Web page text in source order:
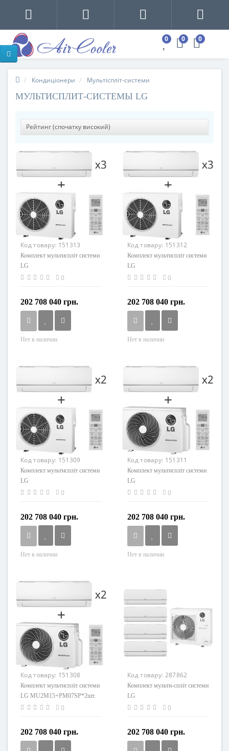
0 0 0
Кондиціонери Мультіспліт-системи
МУЛЬТИСПЛИТ-СИСТЕМЫ LG
Код товару: 151313
Комплект мультиспліт системи
LG
MU3M21+PM12SP+PM07SP*2шт.
0
202 708 040 грн.
Нет в наличии
Код товару: 151312
Комплект мультиспліт системи
LG
MU3M21+PM09SP+PM07SP*2шт.
0
202 708 040 грн.
Нет в наличии
Код товару: 151309
Комплект мультиспліт системи
LG
MU3M19+PM07SP+PM12SP
0
202 708 040 грн.
Нет в наличии
Код товару: 151311
Комплект мультиспліт системи
LG
MU2M17+PM07SP+PM09SP
0
202 708 040 грн.
Нет в наличии
Код товару: 151308
Комплект мультиспліт системи
LG MU2M15+PM07SP*2шт.
0
202 708 040 грн.
Код товару: 287862
Комплект мульти-спліт системи
LG
MU4M27+PM07SP.NSJR0(4шт.)
0
202 708 040 грн.